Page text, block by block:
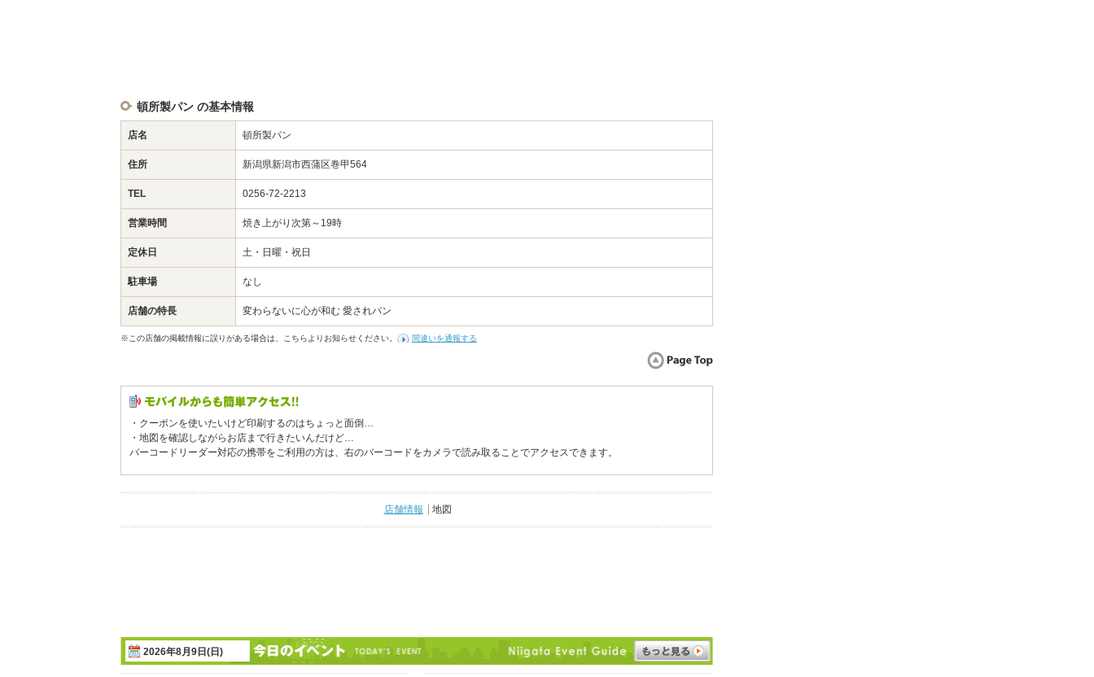
頓所製パン の基本情報
店名 頓所製パン
住所 新潟県新潟市西蒲区巻甲564
TEL 0256-72-2213
営業時間 焼き上がり次第～19時
定休日 土・日曜・祝日
駐車場 なし
店舗の特長 変わらないに心が和む 愛されパン
※この店舗の掲載情報に誤りがある場合は、こちらよりお知らせください。 間違いを通報する
・クーポンを使いたいけど印刷するのはちょっと面倒…
・地図を確認しながらお店まで行きたいんだけど…
バーコードリーダー対応の携帯をご利用の方は、右のバーコードをカメラで読み取ることでアクセスできます。
店舗情報 地図
2026年8月9日(日)